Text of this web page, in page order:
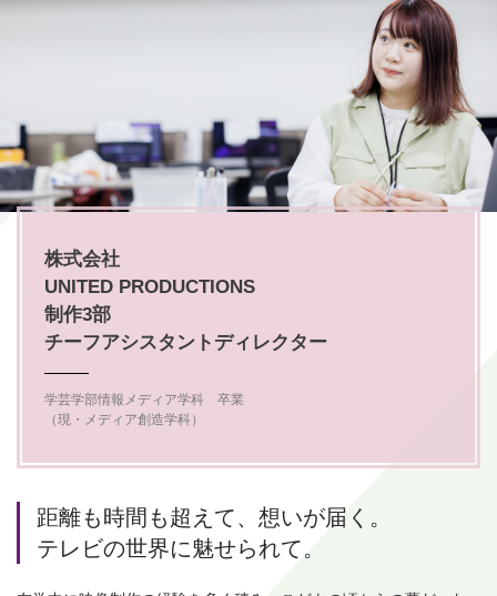
株式会社
UNITED PRODUCTIONS
制作3部
チーフアシスタント ディレクター
学芸学部情報メディア学科 卒業
（現・メディア創造学科）
距離も時間も超えて、想いが届く。
テレビの世界に魅せられて。